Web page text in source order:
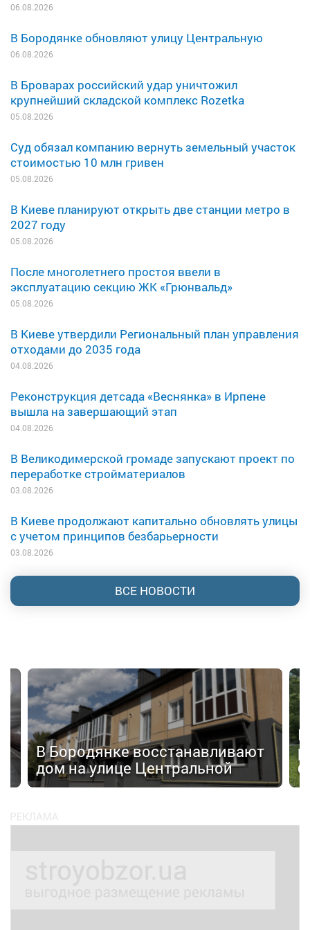
06.08.2026
В Бородянке обновляют улицу Центральную
06.08.2026
В Броварах российский удар уничтожил
крупнейший складской комплекс Rozetka
05.08.2026
Суд обязал компанию вернуть земельный участок
стоимостью 10 млн гривен
05.08.2026
В Киеве планируют открыть две станции метро в
2027 году
05.08.2026
После многолетнего простоя ввели в
эксплуатацию секцию ЖК «Грюнвальд»
05.08.2026
В Киеве утвердили Региональный план управления
отходами до 2035 года
04.08.2026
Реконструкция детсада «Веснянка» в Ирпене
вышла на завершающий этап
04.08.2026
В Великодимерской громаде запускают проект по
переработке стройматериалов
03.08.2026
В Киеве продолжают капитально обновлять улицы
с учетом принципов безбарьерности
03.08.2026
ВСЕ НОВОСТИ
В Бородянке восстанавливают
дом на улице Центральной